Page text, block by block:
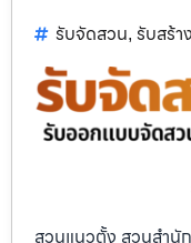
รับจัดสวน, รับสร้า
สวนแนวตั้ง สวนสำนั